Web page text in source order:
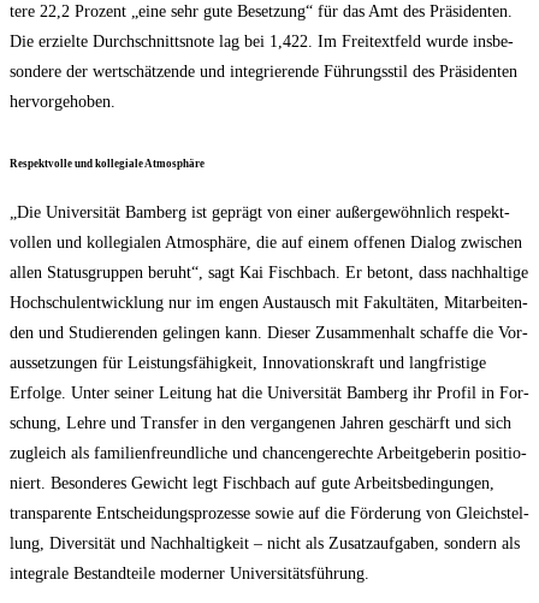
te­re 22,2 Pro­zent „eine sehr gute Beset­zung“ für das Amt des Prä­si­den­ten.
Die erziel­te Durch­schnitts­no­te lag bei 1,422. Im Frei­text­feld wur­de ins­be­
son­de­re der wert­schät­zen­de und inte­grie­ren­de Füh­rungs­stil des Prä­si­den­ten
hervorgehoben.
Respekt­vol­le und kol­le­gia­le Atmosphäre
„Die Uni­ver­si­tät Bam­berg ist geprägt von einer außer­ge­wöhn­lich respekt­
vol­len und kol­le­gia­len Atmo­sphä­re, die auf einem offe­nen Dia­log zwi­schen
allen Sta­tus­grup­pen beruht“, sagt Kai Fisch­bach. Er betont, dass nach­hal­ti­ge
Hoch­schul­ent­wick­lung nur im engen Aus­tausch mit Fakul­tä­ten, Mit­ar­bei­ten­
den und Stu­die­ren­den gelin­gen kann. Die­ser Zusam­men­halt schaf­fe die Vor­
aus­set­zun­gen für Leis­tungs­fä­hig­keit, Inno­va­ti­ons­kraft und lang­fris­ti­ge
Erfol­ge. Unter sei­ner Lei­tung hat die Uni­ver­si­tät Bam­berg ihr Pro­fil in For­
schung, Leh­re und Trans­fer in den ver­gan­ge­nen Jah­ren geschärft und sich
zugleich als fami­li­en­freund­li­che und chan­cen­ge­rech­te Arbeit­ge­be­rin posi­tio­
niert. Beson­de­res Gewicht legt Fisch­bach auf gute Arbeits­be­din­gun­gen,
trans­pa­ren­te Ent­schei­dungs­pro­zes­se sowie auf die För­de­rung von Gleich­stel­
lung, Diver­si­tät und Nach­hal­tig­keit – nicht als Zusatz­auf­ga­ben, son­dern als
inte­gra­le Bestand­tei­le moder­ner Universitätsführung.